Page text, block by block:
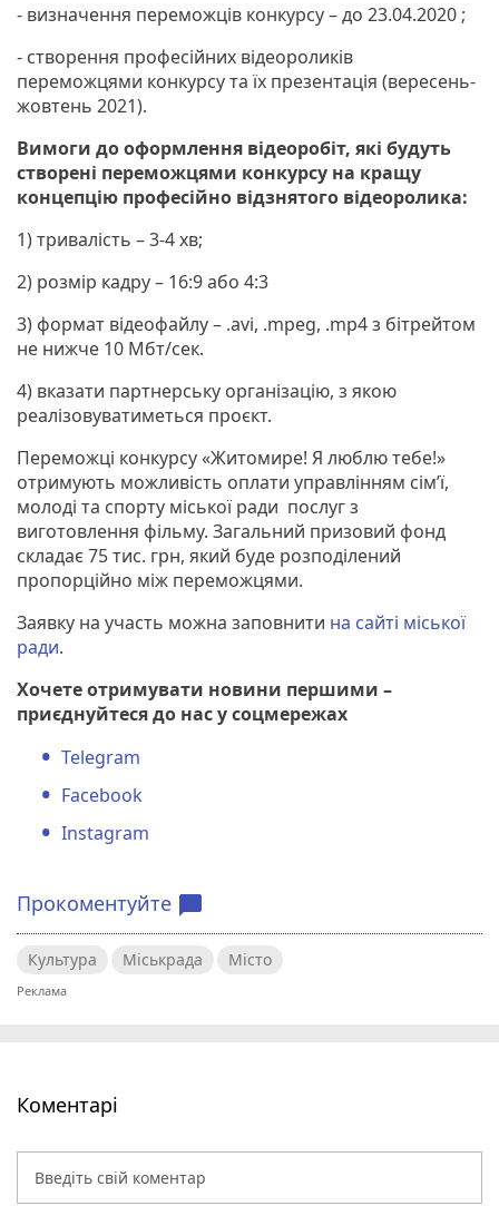
- визначення переможців конкурсу – до 23.04.2020 ;
- створення професійних відеороликів
переможцями конкурсу та їх презентація (вересень-
жовтень 2021).
Вимоги до оформлення відеоробіт, які будуть
створені переможцями конкурсу на кращу
концепцію професійно відзнятого відеоролика:
1) тривалість – 3-4 хв;
2) розмір кадру – 16:9 або 4:3
3) формат відеофайлу – .avi, .mpeg, .mp4 з бітрейтом
не нижче 10 Мбт/сек.
4) вказати партнерську організацію, з якою
реалізовуватиметься проєкт.
Переможці конкурсу «Житомире! Я люблю тебе!»
отримують можливість оплати управлінням сім’ї,
молоді та спорту міської ради послуг з
виготовлення фільму. Загальний призовий фонд
складає 75 тис. грн, який буде розподілений
пропорційно між переможцями.
Заявку на участь можна заповнити на сайті міської
ради.
Хочете отримувати новини першими –
приєднуйтеся до нас у соцмережах
Telegram
Facebook
Instagram
Прокоментуйте chat_bubble
Культура Міськрада Місто
Коментарі